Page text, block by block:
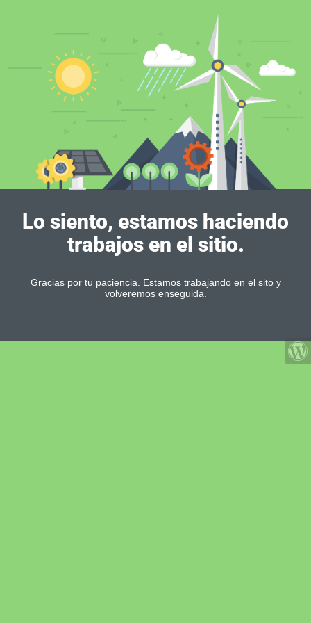
Lo siento, estamos haciendo
trabajos en el sitio.
Gracias por tu paciencia. Estamos trabajando en el sito y
volveremos enseguida.